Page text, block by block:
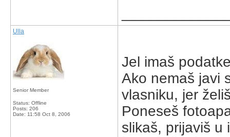
Ulla
Senior Member
Status: Offline
Posts: 206
Date: 11:58 Oct 8, 2006
Jel imaš
Ako nemaš javi
vlasniku, jer
Poneseš
slikaš, prijaviš u